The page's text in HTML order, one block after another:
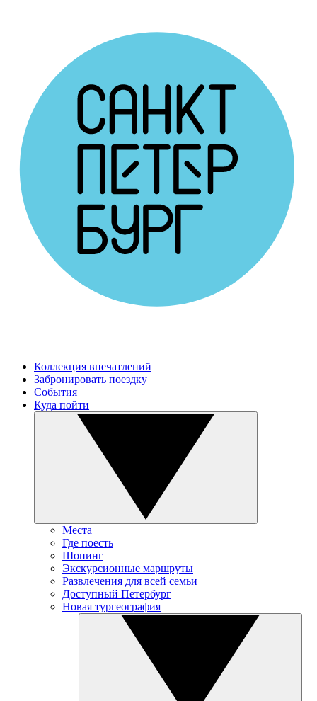
Коллекция впечатлений
Забронировать поездку
События
Куда пойти
Места
Где поесть
Шопинг
Экскурсионные маршруты
Развлечения для всей семьи
Доступный Петербург
Новая тургеография